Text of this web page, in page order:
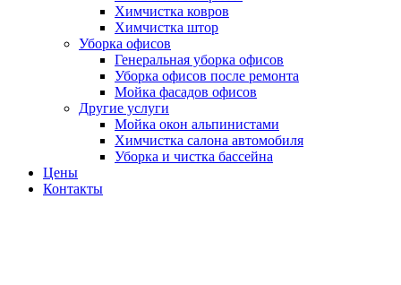
Химчистка ковров
Химчистка штор
Уборка офисов
Генеральная уборка офисов
Уборка офисов после ремонта
Мойка фасадов офисов
Другие услуги
Мойка окон альпинистами
Химчистка салона автомобиля
Уборка и чистка бассейна
Цены
Контакты